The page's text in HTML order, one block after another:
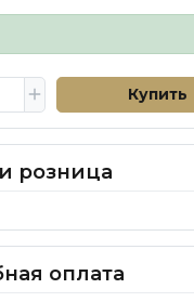
Купить
розница
оплата